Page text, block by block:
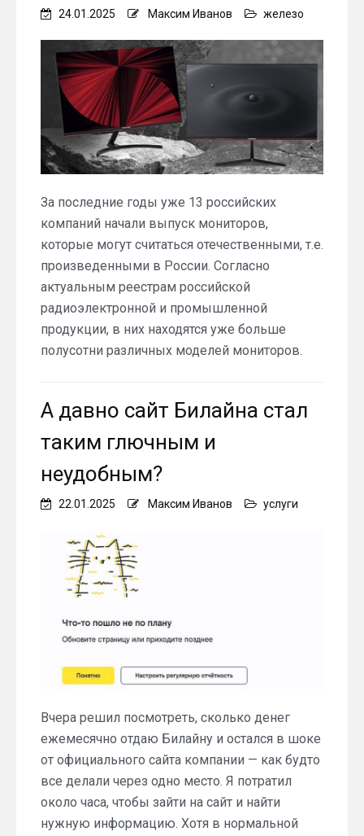
24.01.2025 Максим Иванов железо
За последние годы уже 13 российских
компаний начали выпуск мониторов,
которые могут считаться отечественными, т.е.
произведенными в России. Согласно
актуальным реестрам российской
радиоэлектронной и промышленной
продукции, в них находятся уже больше
полусотни различных моделей мониторов.
А давно сайт Билайна стал
таким глючным и
неудобным?
22.01.2025 Максим Иванов услуги
Вчера решил посмотреть, сколько денег
ежемесячно отдаю Билайну и остался в шоке
от официального сайта компании — как будто
все делали через одно место. Я потратил
около часа, чтобы зайти на сайт и найти
нужную информацию. Хотя в нормальной